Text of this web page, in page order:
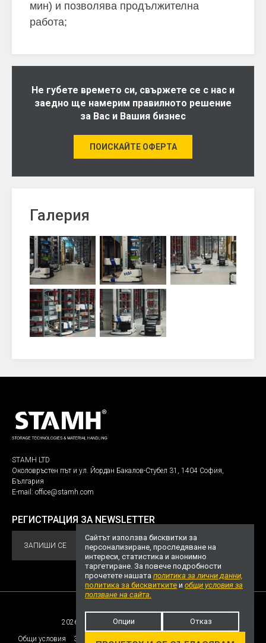
мин) и позволява продължителна
работа;
Не губете времето си, свържете се с нас и
заедно ще намерим правилното решение
за Вас и Вашия бизнес
ПОИСКАЙТЕ ОФЕРТА
Галерия
STAMH LTD
Околовръстен път и ул. Йордан Бакалов-Стубел 31, 1404 София,
България
E-mail: office@stamh.com
РЕГИСТРАЦИЯ ЗА NEWSLETTER
ЗАПИШИ СЕ
2026 STAMH.com. Всички права запазени!
Общи условия
Защита на личните данни
Сайтът използва бисквитки за
персонализиране, проследяване на
интереси, статистика и анонимно
таргетиране. За повече подробности
прочетете нашата политика за лични данни,
политика за бисквитките и общи условия за
ползване на сайта.
Опции Отказ